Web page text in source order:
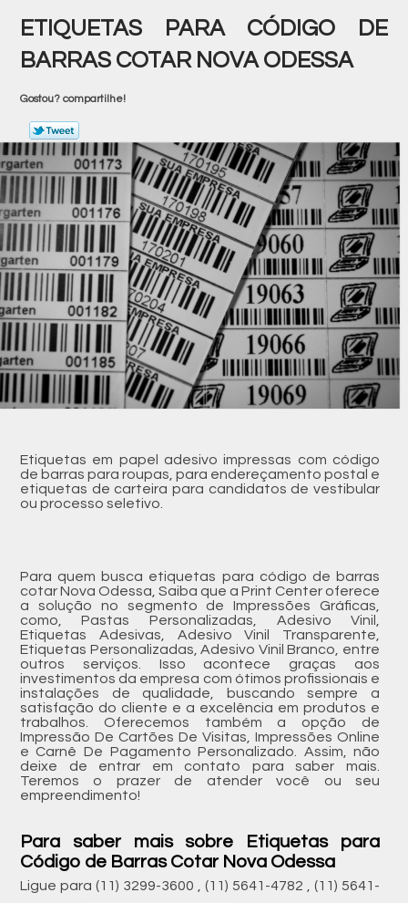
ETIQUETAS PARA CÓDIGO DE
BARRAS COTAR NOVA ODESSA
Gostou? compartilhe!
Etiquetas em papel adesivo impressas com código
de barras para roupas, para endereçamento postal e
etiquetas de carteira para candidatos de vestibular
ou processo seletivo.
Para quem busca etiquetas para código de barras
cotar Nova Odessa, Saiba que a Print Center oferece
a solução no segmento de Impressões Gráficas,
como, Pastas Personalizadas, Adesivo Vinil,
Etiquetas Adesivas, Adesivo Vinil Transparente,
Etiquetas Personalizadas, Adesivo Vinil Branco, entre
outros serviços. Isso acontece graças aos
investimentos da empresa com ótimos profissionais e
instalações de qualidade, buscando sempre a
satisfação do cliente e a excelência em produtos e
trabalhos. Oferecemos também a opção de
Impressão De Cartões De Visitas, Impressões Online
e Carnê De Pagamento Personalizado. Assim, não
deixe de entrar em contato para saber mais.
Teremos o prazer de atender você ou seu
empreendimento!
Para saber mais sobre Etiquetas para
Código de Barras Cotar Nova Odessa
Ligue para (11) 3299-3600 ,(11) 5641-4782 ,(11) 5641-